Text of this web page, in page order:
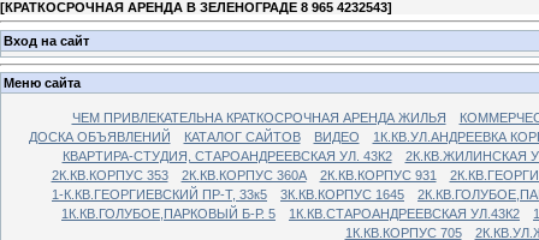
[КРАТКОСРОЧНАЯ АРЕНДА В ЗЕЛЕНОГРАДЕ 8 965 4232543]
Вход на сайт
Меню сайта
ЧЕМ ПРИВЛЕКАТЕЛЬНА КРАТКОСРОЧНАЯ АРЕНДА ЖИЛЬЯ
ДОСКА ОБЪЯВЛЕНИЙ
КАТАЛОГ САЙТОВ ВИДЕО
1К.КВ.УЛ.АНДРЕЕВКА
КВАРТИРА-СТУДИЯ, СТАРОАНДРЕЕВСКАЯ УЛ. 43К2
2К.КВ.ЖИЛИНСКАЯ
2К.КВ.КОРПУС 353
2К.КВ.КОРПУС 360А 2К.КВ.КОРПУС 931
1-К.КВ.ГЕОРГИЕВСКИЙ ПР-Т, 33к5
3К.КВ.КОРПУС 1645
1К.КВ.ГОЛУБОЕ,ПАРКОВЫЙ Б-Р. 5
1К.КВ.СТАРОАНДРЕЕВСКАЯ УЛ.43К2
1К.КВ.КОРПУС 705